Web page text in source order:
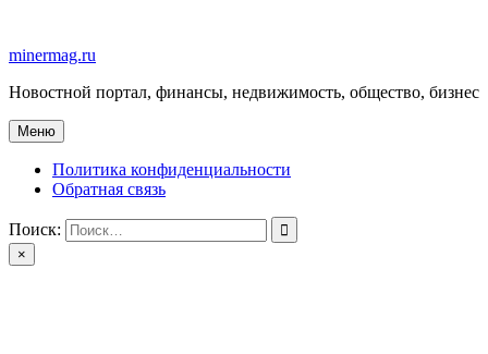
содержимому
minermag.ru
Новостной портал, финансы, недвижимость, общество, бизнес
Меню
Политика конфиденциальности
Обратная связь
Поиск:
×